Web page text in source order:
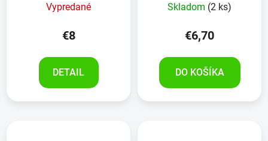
Vypredané
€8
DETAIL
Skladom (2 ks)
€6,70
DO KOŠÍKA